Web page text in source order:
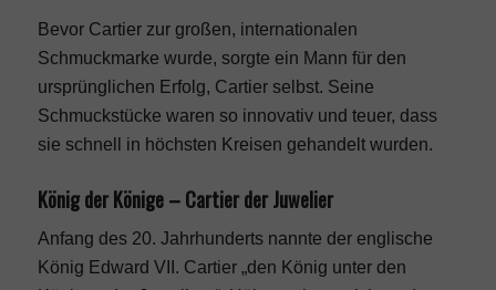
Bevor Cartier zur großen, internationalen
Schmuckmarke wurde, sorgte ein Mann für den
ursprünglichen Erfolg, Cartier selbst. Seine
Schmuckstücke waren so innovativ und teuer, dass
sie schnell in höchsten Kreisen gehandelt wurden.
König der Könige – Cartier der Juwelier
Anfang des 20. Jahrhunderts nannte der englische
König Edward VII. Cartier „den König unter den